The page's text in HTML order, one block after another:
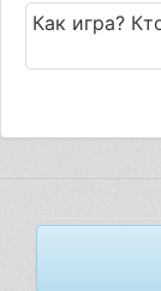
Как игра?